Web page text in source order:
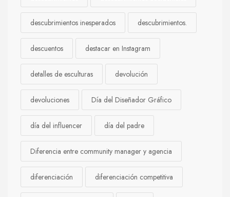
descubrimientos inesperados descubrimientos.
descuentos destacar en Instagram
detalles de esculturas devolución
devoluciones Día del Diseñador Gráfico
día del influencer día del padre
Diferencia entre community manager y agencia
diferenciación diferenciación competitiva